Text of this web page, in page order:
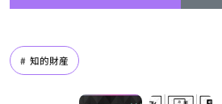
知的財産